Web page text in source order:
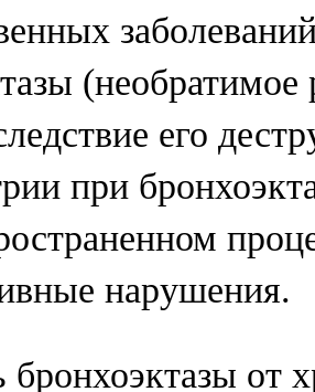
(необратимое
его
при
нарушения.
от